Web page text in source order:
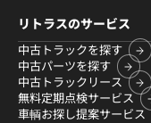
リトラスのサービス
中古トラックを探す
中古パーツを探す
中古トラックリース
無料定期点検サービス
車輌お探し提案サービス